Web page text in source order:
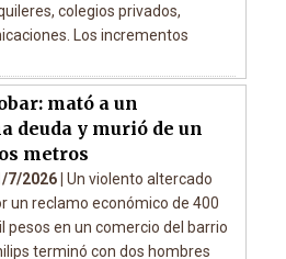
colegios privados,
Los incrementos
mató a un
deuda y murió de un
metros
7/2026 | Un violento altercado
un reclamo económico de 400
pesos en un comercio del barrio
terminó con dos hombres